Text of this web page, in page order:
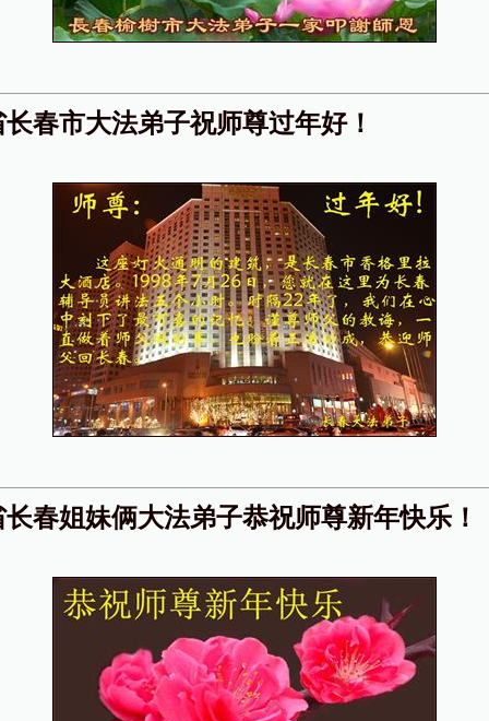
春市大法弟子祝师尊过年好！
春姐妹俩大法弟子恭祝师尊新年快乐！